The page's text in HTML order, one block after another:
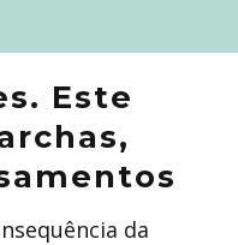
Este
da